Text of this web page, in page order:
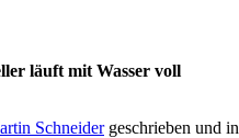
läuft mit Wasser voll
Schneidergeschrieben und in